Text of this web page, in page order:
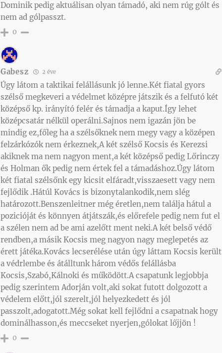
Dominik pedig aktuálisan olyan támadó, aki nem rúg gólt és
nem ad gólpasszt.
0
Gabesz 2 éve
Úgy látom a taktikai felállásunk jó lenne.Két fiatal gyors
szélső megkeveri a védelmet középre játszik és a felfutó két
középső kp. irányító felér és támadja a kaput.Így lehet
középcsatár nélkül operálni.Sajnos nem igazán jön be
mindig ez,főleg ha a szélsőknek nem megy vagy a középen
felzárkózók nem érkeznek,A két szélső Kocsis és Kerezsi
akiknek ma nem nagyon ment,a két középső pedig Lőrinczy
és Holman ők pedig nem értek fel a támadáshoz.Úgy látom
két fiatal szélsőnk egy kicsit elfáradt,visszaesett vagy nem
fejlődik .Hátúl Kovács is bizonytalankodik,nem slég
határozott.Benszenleitner még éretlen,nem találja hátul a
pozicióját és könnyen átjátszák,és előrefele pedig nem fut el
a szélen nem ad be ami azelőtt ment neki.A két belső védő
rendben,a másik Kocsis meg nagyon nagy meglepetés az
érett játéka.Kovács lecserélése után úgy láttam Kocsis került
a védrlembe és átálltunk három védős felállásba
Kocsis,Szabó,Kálnoki és működött.A csapatunk legjobbja
pedig szerintem Adorján volt,aki sokat futott dolgozott a
védelem előtt,jól szerelt,jól helyezkedett és jól
passzolt,adogatott.Még sokat kell fejlődni a csapatnak hogy
dominálhasson,és meccseket nyerjen,gólokat lőjjön !
0